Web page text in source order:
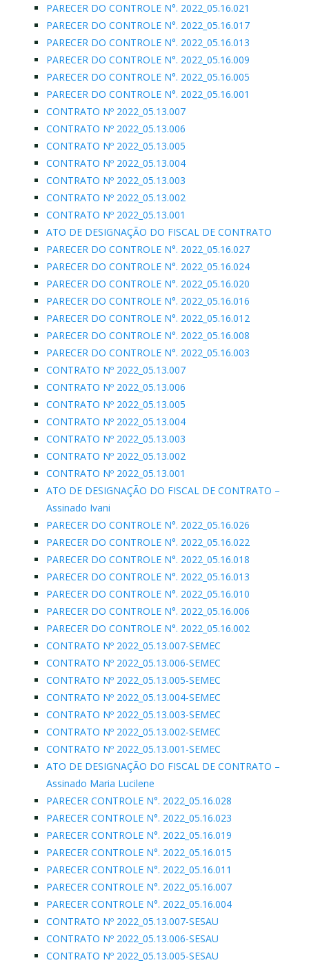
PARECER DO CONTROLE N°. 2022_05.16.021
PARECER DO CONTROLE N°. 2022_05.16.017
PARECER DO CONTROLE N°. 2022_05.16.013
PARECER DO CONTROLE N°. 2022_05.16.009
PARECER DO CONTROLE N°. 2022_05.16.005
PARECER DO CONTROLE N°. 2022_05.16.001
CONTRATO Nº 2022_05.13.007
CONTRATO Nº 2022_05.13.006
CONTRATO Nº 2022_05.13.005
CONTRATO Nº 2022_05.13.004
CONTRATO Nº 2022_05.13.003
CONTRATO Nº 2022_05.13.002
CONTRATO Nº 2022_05.13.001
ATO DE DESIGNAÇÃO DO FISCAL DE CONTRATO
PARECER DO CONTROLE N°. 2022_05.16.027
PARECER DO CONTROLE N°. 2022_05.16.024
PARECER DO CONTROLE N°. 2022_05.16.020
PARECER DO CONTROLE N°. 2022_05.16.016
PARECER DO CONTROLE N°. 2022_05.16.012
PARECER DO CONTROLE N°. 2022_05.16.008
PARECER DO CONTROLE N°. 2022_05.16.003
CONTRATO Nº 2022_05.13.007
CONTRATO Nº 2022_05.13.006
CONTRATO Nº 2022_05.13.005
CONTRATO Nº 2022_05.13.004
CONTRATO Nº 2022_05.13.003
CONTRATO Nº 2022_05.13.002
CONTRATO Nº 2022_05.13.001
ATO DE DESIGNAÇÃO DO FISCAL DE CONTRATO –
Assinado Ivani
PARECER DO CONTROLE N°. 2022_05.16.026
PARECER DO CONTROLE N°. 2022_05.16.022
PARECER DO CONTROLE N°. 2022_05.16.018
PARECER DO CONTROLE N°. 2022_05.16.013
PARECER DO CONTROLE N°. 2022_05.16.010
PARECER DO CONTROLE N°. 2022_05.16.006
PARECER DO CONTROLE N°. 2022_05.16.002
CONTRATO Nº 2022_05.13.007-SEMEC
CONTRATO Nº 2022_05.13.006-SEMEC
CONTRATO Nº 2022_05.13.005-SEMEC
CONTRATO Nº 2022_05.13.004-SEMEC
CONTRATO Nº 2022_05.13.003-SEMEC
CONTRATO Nº 2022_05.13.002-SEMEC
CONTRATO Nº 2022_05.13.001-SEMEC
ATO DE DESIGNAÇÃO DO FISCAL DE CONTRATO –
Assinado Maria Lucilene
PARECER CONTROLE N°. 2022_05.16.028
PARECER CONTROLE N°. 2022_05.16.023
PARECER CONTROLE N°. 2022_05.16.019
PARECER CONTROLE N°. 2022_05.16.015
PARECER CONTROLE N°. 2022_05.16.011
PARECER CONTROLE N°. 2022_05.16.007
PARECER CONTROLE N°. 2022_05.16.004
CONTRATO Nº 2022_05.13.007-SESAU
CONTRATO Nº 2022_05.13.006-SESAU
CONTRATO Nº 2022_05.13.005-SESAU